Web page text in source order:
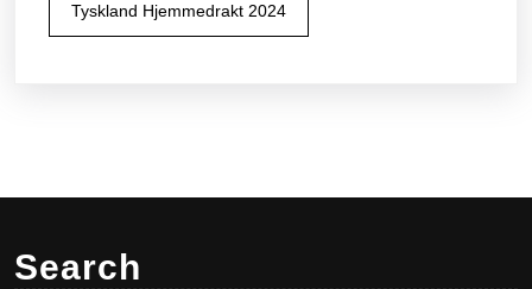
Tyskland Hjemmedrakt 2024
Search